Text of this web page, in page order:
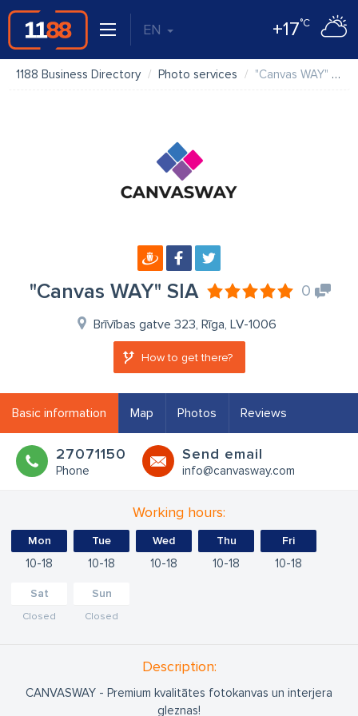
EN +17°C
1188 Business Directory Photo services "Canvas WAY" SIA
"Canvas WAY" SIA 0
Brīvības gatve 323, Rīga, LV-1006
How to get there?
Basic information Map Photos Reviews
27071150
Phone
Send email
info@canvasway.com
Working hours:
Mon
10 18
Tue
10 18
Wed
10 18
Thu
10 18
Fri
10 18
Sat
Closed
Sun
Closed
Description:
CANVASWAY - Premium kvalitātes fotokanvas un interjera
gleznas!